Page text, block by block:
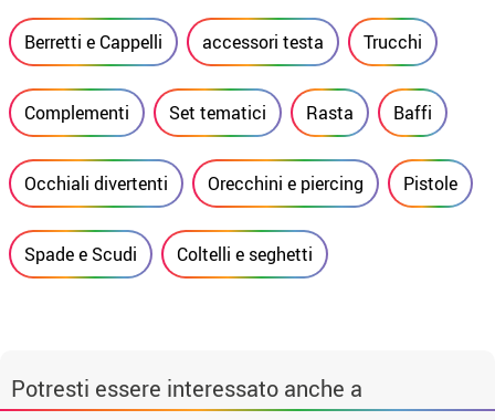
Berretti e Cappelli accessori testa Trucchi
Complementi Set tematici Rasta Baffi
Occhiali divertenti Orecchini e piercing Pistole
Spade e Scudi Coltelli e seghetti
Potresti essere interessato anche a